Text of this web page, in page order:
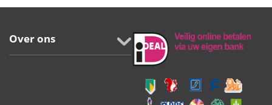
Over ons